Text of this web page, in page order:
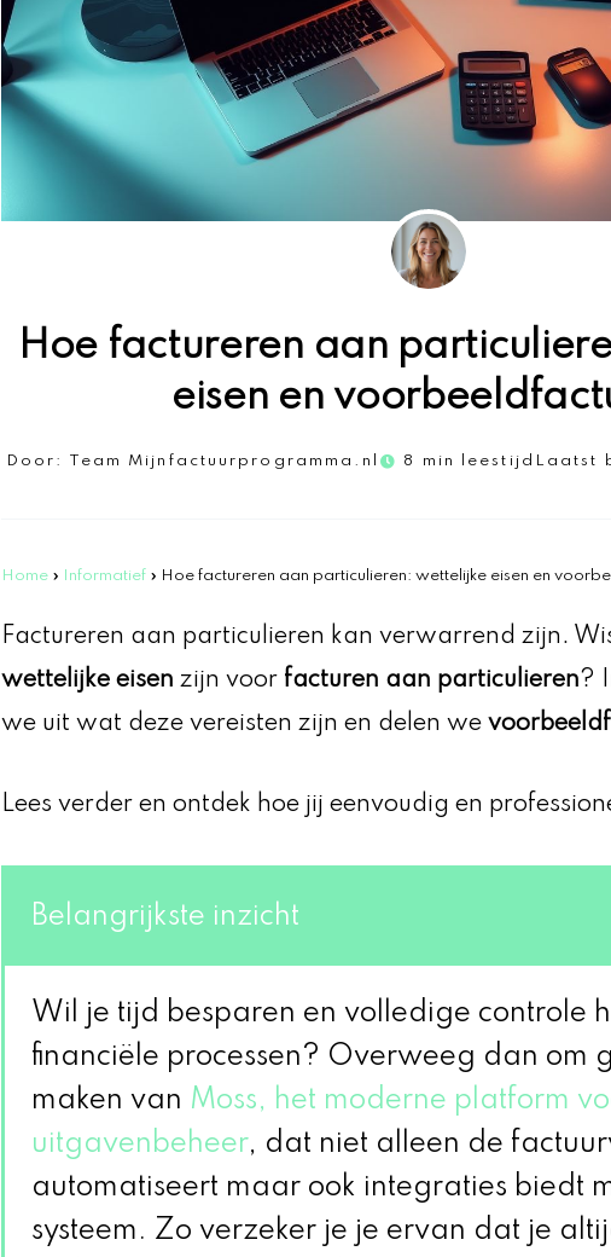
Hoe factureren aan
eisen en
Door: Team Mijnfactuurprogramma.nl 8 min leestijd Laatst
Home » Informatief » Hoe factureren aan particulieren: wettelijke eisen en
Factureren aan particulieren kan verwarrend zijn.
wettelijke eisen zijn voor facturen aan particulieren?
we uit wat deze vereisten zijn en delen we
Lees verder en ontdek hoe jij eenvoudig en
Belangrijkste inzicht
Wil je tijd besparen en volledige controle
financiële processen? Overweeg dan om
maken van Moss, het moderne platform
uitgavenbeheer, dat niet alleen de
automatiseert maar ook integraties biedt
systeem. Zo verzeker je je ervan dat je